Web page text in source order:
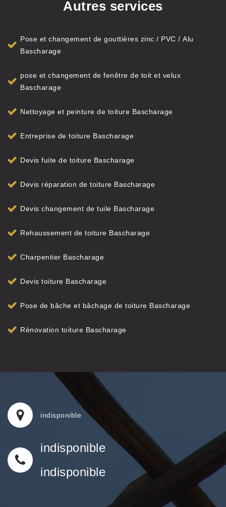
Autres services
Pose et changement de gouttières zinc / PVC / Alu
Bascharage
pose et changement de fenêtre de toit et velux
Bascharage
Nettoyage et peinture de toiture Bascharage
Entreprise de toiture Bascharage
Devis fuite de toiture Bascharage
Devis réparation de toiture Bascharage
Devis changement de tuile Bascharage
Rehaussement de toiture Bascharage
Charpentier Bascharage
Devis toiture Bascharage
Pose de bâche et bâchage de toiture Bascharage
Rénovation toiture Bascharage
indisponible
indisponible
indisponible